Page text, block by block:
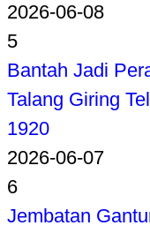
2026-06-08
5
Bantah Jadi
Talang Giring
1920
2026-06-07
6
Jembatan